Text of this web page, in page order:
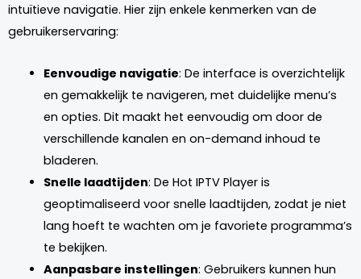
intuïtieve navigatie. Hier zijn enkele kenmerken van de
gebruikerservaring:
Eenvoudige navigatie: De interface is overzichtelijk
en gemakkelijk te navigeren, met duidelijke menu’s
en opties. Dit maakt het eenvoudig om door de
verschillende kanalen en on-demand inhoud te
bladeren.
Snelle laadtijden: De Hot IPTV Player is
geoptimaliseerd voor snelle laadtijden, zodat je niet
lang hoeft te wachten om je favoriete programma’s
te bekijken.
Aanpasbare instellingen: Gebruikers kunnen hun